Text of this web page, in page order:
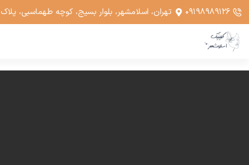
۰۹۱۹۸۹۸۹۱۲۶ تهران، اسلامشهر، بلوار بسیج، کوچه طهماسبی، پلاک ۱